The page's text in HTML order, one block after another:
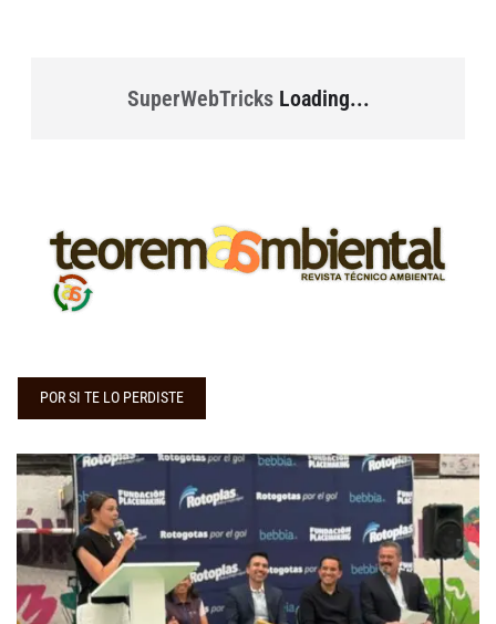
SuperWebTricksLoading...
POR SI TE LO PERDISTE